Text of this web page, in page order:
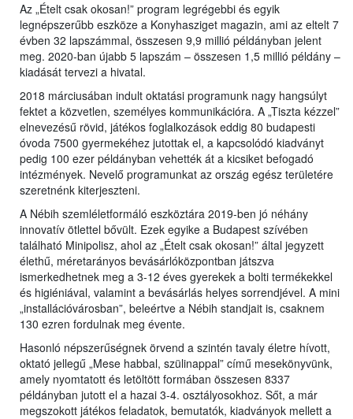
Az „Ételt csak okosan!” program legrégebbi és egyik
legnépszerűbb eszköze a Konyhasziget magazin, ami az eltelt 7
évben 32 lapszámmal, összesen 9,9 millió példányban jelent
meg. 2020-ban újabb 5 lapszám – összesen 1,5 millió példány –
kiadását tervezi a hivatal.
2018 márciusában indult oktatási programunk nagy hangsúlyt
fektet a közvetlen, személyes kommunikációra. A „Tiszta kézzel”
elnevezésű rövid, játékos foglalkozások eddig 80 budapesti
óvoda 7500 gyermekéhez jutottak el, a kapcsolódó kiadványt
pedig 100 ezer példányban vehették át a kicsiket befogadó
intézmények. Nevelő programunkat az ország egész területére
szeretnénk kiterjeszteni.
A Nébih szemléletformáló eszköztára 2019-ben jó néhány
innovatív ötlettel bővült. Ezek egyike a Budapest szívében
található Minipolisz, ahol az „Ételt csak okosan!” által jegyzett
élethű, méretarányos bevásárlóközpontban játszva
ismerkedhetnek meg a 3-12 éves gyerekek a bolti termékekkel
és higiéniával, valamint a bevásárlás helyes sorrendjével. A mini
„installációvárosban”, beleértve a Nébih standjait is, csaknem
130 ezren fordulnak meg évente.
Hasonló népszerűségnek örvend a szintén tavaly életre hívott,
oktató jellegű „Mese habbal, szülinappal” című mesekönyvünk,
amely nyomtatott és letöltött formában összesen 8337
példányban jutott el a hazai 3-4. osztályosokhoz. Sőt, a már
megszokott játékos feladatok, bemutatók, kiadványok mellett a